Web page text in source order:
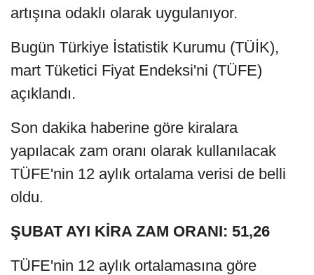
artışına odaklı olarak uygulanıyor.
Bugün Türkiye İstatistik Kurumu (TÜİK),
mart Tüketici Fiyat Endeksi'ni (TÜFE)
açıklandı.
Son dakika haberine göre kiralara
yapılacak zam oranı olarak kullanılacak
TÜFE'nin 12 aylık ortalama verisi de belli
oldu.
ŞUBAT AYI KİRA ZAM ORANI: 51,26
TÜFE'nin 12 aylık ortalamasına göre